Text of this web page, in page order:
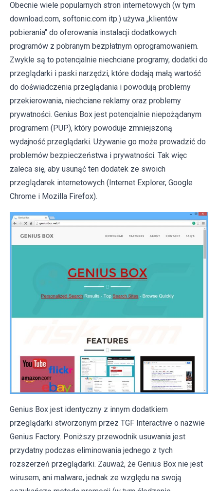
Obecnie wiele popularnych stron internetowych (w tym
download.com, softonic.com itp.) używa „klientów
pobierania" do oferowania instalacji dodatkowych
programów z pobranym bezpłatnym oprogramowaniem.
Zwykle są to potencjalnie niechciane programy, dodatki do
przeglądarki i paski narzędzi, które dodają małą wartość
do doświadczenia przeglądania i powodują problemy
przekierowania, niechciane reklamy oraz problemy
prywatności. Genius Box jest potencjalnie niepożądanym
programem (PUP), który powoduje zmniejszoną
wydajność przeglądarki. Używanie go może prowadzić do
problemów bezpieczeństwa i prywatności. Tak więc
zaleca się, aby usunąć ten dodatek ze swoich
przeglądarek internetowych (Internet Explorer, Google
Chrome i Mozilla Firefox).
Genius Box jest identyczny z innym dodatkiem
przeglądarki stworzonym przez TGF Interactive o nazwie
Genius Factory. Poniższy przewodnik usuwania jest
przydatny podczas eliminowania jednego z tych
rozszerzeń przeglądarki. Zauważ, że Genius Box nie jest
wirusem, ani malware, jednak ze względu na swoją